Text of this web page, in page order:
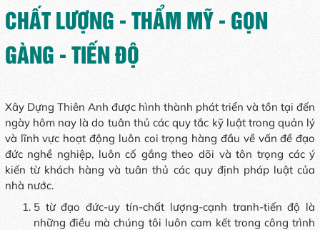
CHẤT LƯỢNG - THẨM MỸ - GỌN
GÀNG - TIẾN ĐỘ
Xây Dựng Thiên Anh được hình thành phát triển và tồn tại đến
ngày hôm nay là do tuân thủ các quy tắc kỹ luật trong quản lý
và lĩnh vực hoạt động luôn coi trọng hàng đầu về vấn đề đạo
đức nghề nghiệp, luôn cố gắng theo dõi và tôn trọng các ý
kiến từ khách hàng và tuân thủ các quy định pháp luật của
nhà nước.
5 từ đạo đức-uy tín-chất lượng-cạnh tranh-tiến độ là
những điều mà chúng tôi luôn cam kết trong công trình